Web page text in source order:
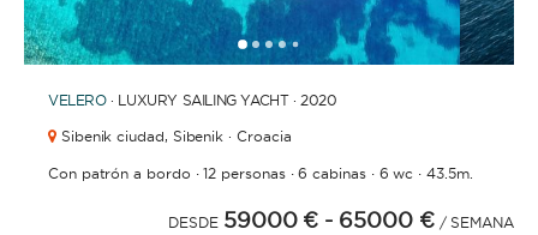
12345 6 78910 111213 15161718192021
VELERO · LUXURY SAILING YACHT · 2020
Sibenik ciudad, Sibenik · Croacia
Con patrón a bordo ·12 personas·6 cabinas· 6 wc ·43.5m.
DESDE 59000 € - 65000 € / SEMANA